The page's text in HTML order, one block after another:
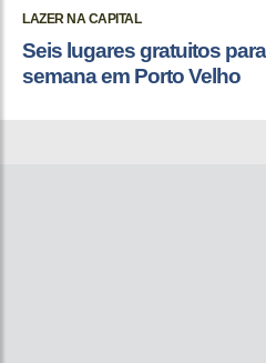
LAZER NA CAPITAL
Seis lugares gratuitos
semana em Porto Velho